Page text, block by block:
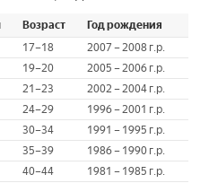
Возраст
Год рождения
17–18
2007 – 2008 г.р.
19–20
2005 – 2006 г.р.
21–23
2002 – 2004 г.р.
24–29
1996 – 2001 г.р.
30–34
1991 – 1995 г.р.
35–39
1986 – 1990 г.р.
40–44
1981 – 1985 г.р.